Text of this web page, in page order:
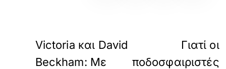
Victoria και David
Beckham: Με
Γιατί οι
ποδοσφαιριστές